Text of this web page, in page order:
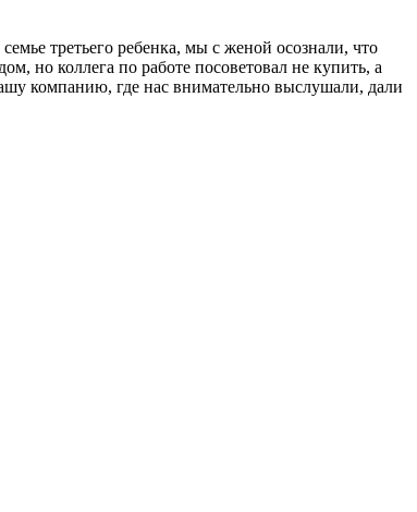
третьего ребенка, мы с женой осознали, что
но коллега по работе посоветовал не купить, а
компанию, где нас внимательно выслушали, дали